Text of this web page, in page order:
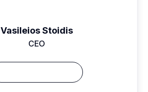
Vasileios Stoidis
CEO